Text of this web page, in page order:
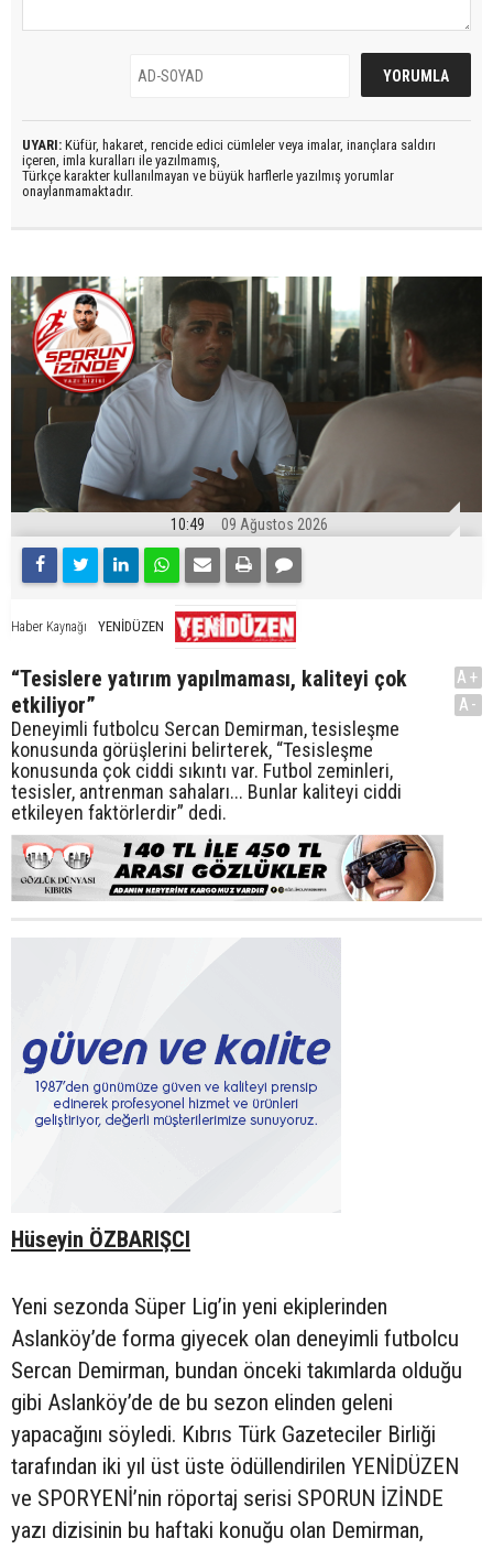
UYARI: Küfür, hakaret, rencide edici cümleler veya imalar, inançlara saldırı
içeren, imla kuralları ile yazılmamış,
Türkçe karakter kullanılmayan ve büyük harflerle yazılmış yorumlar
onaylanmamaktadır.
10:49 09 Ağustos 2026
Haber Kaynağı YENİDÜZEN
“Tesislere yatırım yapılmaması, kaliteyi çok
etkiliyor”
Deneyimli futbolcu Sercan Demirman, tesisleşme
konusunda görüşlerini belirterek, “Tesisleşme
konusunda çok ciddi sıkıntı var. Futbol zeminleri,
tesisler, antrenman sahaları... Bunlar kaliteyi ciddi
etkileyen faktörlerdir” dedi.
A+
A-
Hüseyin ÖZBARIŞCI
Yeni sezonda Süper Lig’in yeni ekiplerinden
Aslanköy’de forma giyecek olan deneyimli futbolcu
Sercan Demirman, bundan önceki takımlarda olduğu
gibi Aslanköy’de de bu sezon elinden geleni
yapacağını söyledi. Kıbrıs Türk Gazeteciler Birliği
tarafından iki yıl üst üste ödüllendirilen YENİDÜZEN
ve SPORYENİ’nin röportaj serisi SPORUN İZİNDE
yazı dizisinin bu haftaki konuğu olan Demirman,